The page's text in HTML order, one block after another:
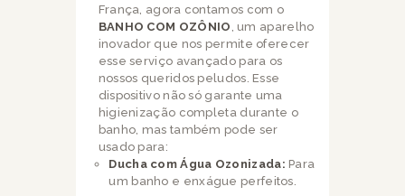
França, agora contamos com o
BANHO COM OZÔNIO , um aparelho
inovador que nos permite oferecer
esse serviço avançado para os
nossos queridos peludos. Esse
dispositivo não só garante uma
higienização completa durante o
banho, mas também pode ser
usado para:
Ducha com Água Ozonizada: Para
um banho e enxágue perfeitos.